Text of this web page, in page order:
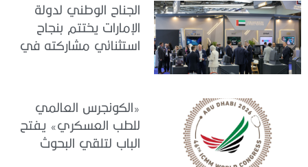
الجناح الوطني لدولة
الإمارات يختتم بنجاح
استثنائي مشاركته في
«الكونجرس العالمي
للطب العسكري» يفتح
الباب لتلقي البحوث